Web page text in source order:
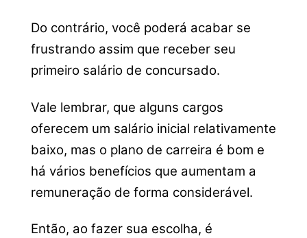
Do contrário, você poderá acabar se
frustrando assim que receber seu
primeiro salário de concursado.
Vale lembrar, que alguns cargos
oferecem um salário inicial relativamente
baixo, mas o plano de carreira é bom e
há vários benefícios que aumentam a
remuneração de forma considerável.
Então, ao fazer sua escolha, é